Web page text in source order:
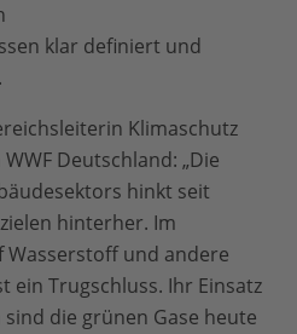
klar definiert und
Klimaschutz
Deutschland: „Die
hinkt seit
hinterher. Im
Wasserstoff und andere
ein Trugschluss. Ihr Einsatz
die grünen Gase heute